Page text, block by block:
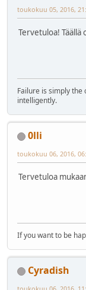
toukokuu 05, 2016,
Tervetuloa! Täällä
Failure is simply
intelligently.
0lli
toukokuu 06, 2016,
Tervetuloa
If you want to be
Cyradish